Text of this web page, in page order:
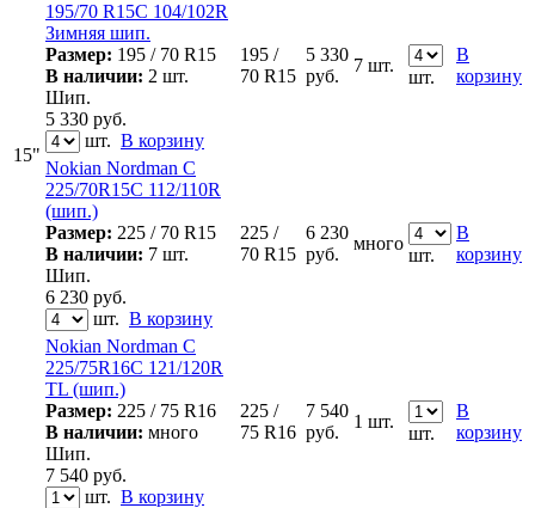
15"
195/70 R15C 104/102R
Зимняя шип.
Размер: 195 / 70 R15
В наличии: 2 шт.
Шип.
5 330 руб.
шт. В корзину
195 /
70 R15
5 330
руб.
7 шт.
шт.
В
корзину
Nokian Nordman C
225/70R15C 112/110R
(шип.)
Размер: 225 / 70 R15
В наличии: 7 шт.
Шип.
6 230 руб.
шт. В корзину
225 /
70 R15
6 230
руб.
много
шт.
В
корзину
Nokian Nordman C
225/75R16C 121/120R
TL (шип.)
Размер: 225 / 75 R16
В наличии: много
Шип.
7 540 руб.
шт. В корзину
225 /
75 R16
7 540
руб.
1 шт.
шт.
В
корзину